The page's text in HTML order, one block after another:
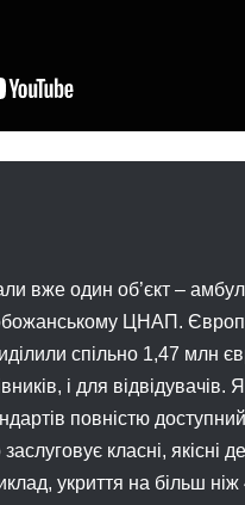
вже один об’єкт –
ЦНАП.
спільно 1,47 млн
і для
повністю
заслуговує класні,
укриття на більш ніж